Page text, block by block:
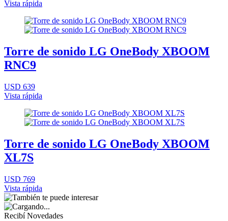
Vista rápida
Torre de sonido LG OneBody XBOOM
RNC9
USD 639
Vista rápida
Torre de sonido LG OneBody XBOOM
XL7S
USD 769
Vista rápida
Recibí Novedades